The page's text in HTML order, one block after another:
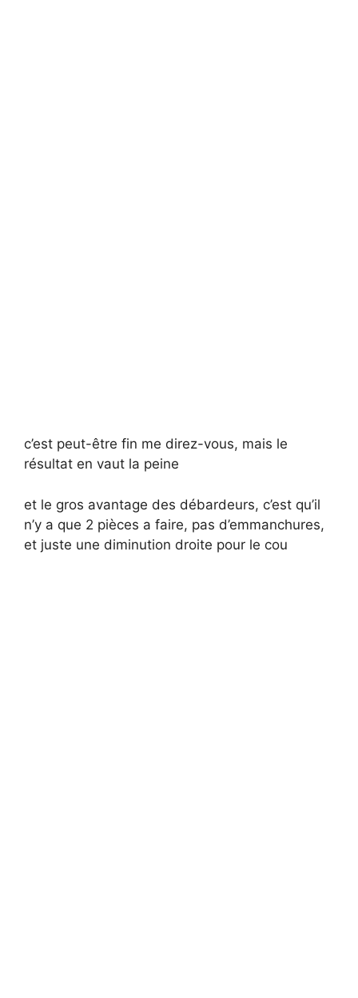
c’est peut-être fin me direz-vous, mais le
résultat en vaut la peine
et le gros avantage des débardeurs, c’est qu’il
n’y a que 2 pièces a faire, pas d’emmanchures,
et juste une diminution droite pour le cou